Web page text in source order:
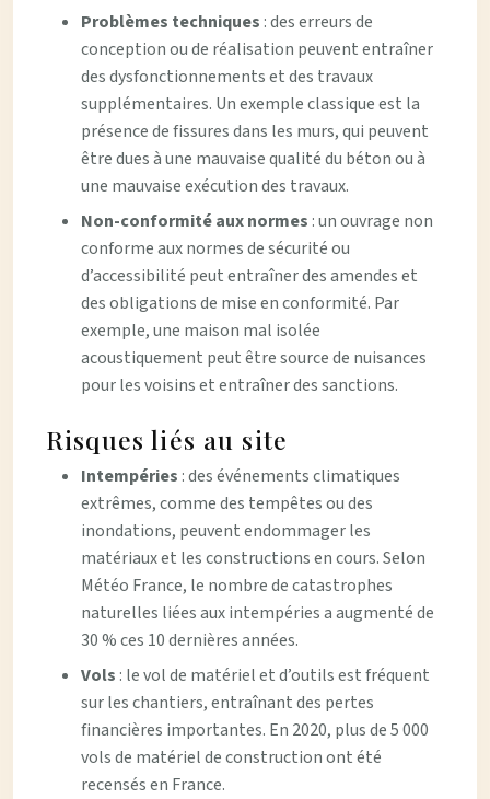
Problèmes techniques : des erreurs de
conception ou de réalisation peuvent entraîner
des dysfonctionnements et des travaux
supplémentaires. Un exemple classique est la
présence de fissures dans les murs, qui peuvent
être dues à une mauvaise qualité du béton ou à
une mauvaise exécution des travaux.
Non-conformité aux normes : un ouvrage non
conforme aux normes de sécurité ou
d’accessibilité peut entraîner des amendes et
des obligations de mise en conformité. Par
exemple, une maison mal isolée
acoustiquement peut être source de nuisances
pour les voisins et entraîner des sanctions.
Risques liés au site
Intempéries : des événements climatiques
extrêmes, comme des tempêtes ou des
inondations, peuvent endommager les
matériaux et les constructions en cours. Selon
Météo France, le nombre de catastrophes
naturelles liées aux intempéries a augmenté de
30 % ces 10 dernières années.
Vols : le vol de matériel et d’outils est fréquent
sur les chantiers, entraînant des pertes
financières importantes. En 2020, plus de 5 000
vols de matériel de construction ont été
recensés en France.